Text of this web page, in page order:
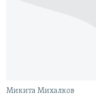
Микита Михалков